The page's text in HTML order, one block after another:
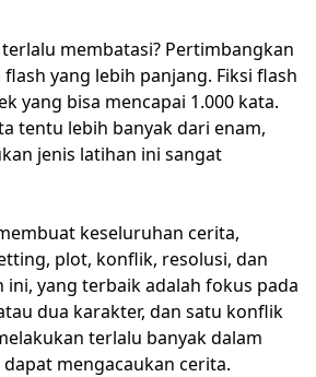
membatasi? Pertimbangkan
yang lebih panjang. Fiksi flash
yang bisa mencapai 1.000 kata.
tentu lebih banyak dari enam,
jenis latihan ini sangat
keseluruhan cerita,
plot, konflik, resolusi, dan
ini, yang terbaik adalah fokus pada
dua karakter, dan satu konflik
terlalu banyak dalam
mengacaukan cerita.